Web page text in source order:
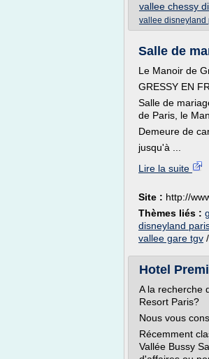
vallee chessy
vallee disneyland
Salle de
Le Manoir de
GRESSY EN
Salle de
de Paris, le
Demeure de
jusqu'à ...
Lire la suite
Site : http://
Thèmes liés :
disneyland
vallee gare tgv /
Hotel
A la recherche
Resort Paris?
Nous vous
Récemment
Vallée Bussy